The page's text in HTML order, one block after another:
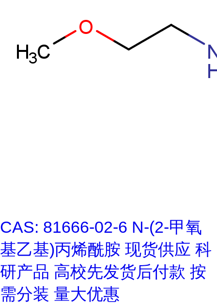
CAS: 81666-02-6 N-(2-甲氧
基乙基)丙烯酰胺 现货供应 科
研产品 高校先发货后付款 按
需分装 量大优惠